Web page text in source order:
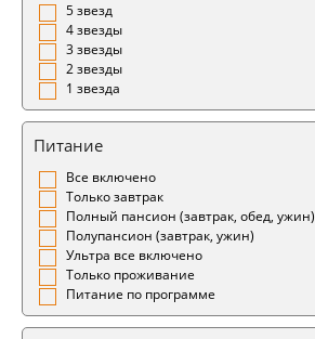
5 звезд
4 звезды
3 звезды
2 звезды
1 звезда
Питание
Все включено
Только завтрак
Полный пансион (завтрак, обед, ужин)
Полупансион (завтрак, ужин)
Ультра все включено
Только проживание
Питание по программе